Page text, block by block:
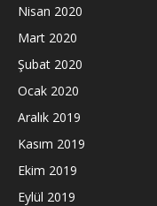
Nisan 2020
Mart 2020
Şubat 2020
Ocak 2020
Aralık 2019
Kasım 2019
Ekim 2019
Eylül 2019